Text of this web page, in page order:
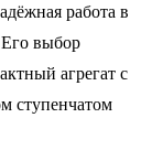
работа в
выбор
агрегат с
ступенчатом